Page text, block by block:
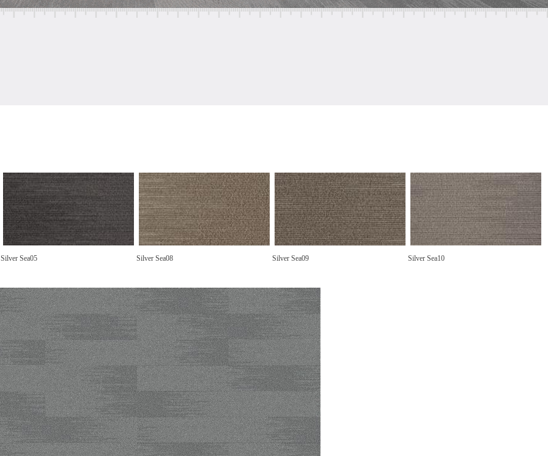
Silver Sea05 Silver Sea08 Silver Sea09 Silver Sea10